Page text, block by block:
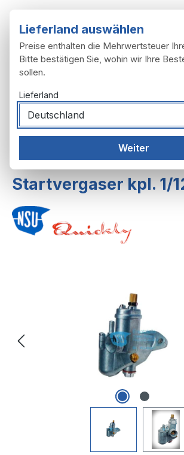
Startvergaser kpl. 1/
Lieferland auswählen
Preise enthalten die Mehrwertsteuer
Bitte bestätigen Sie, wohin wir Ihre
sollen.
Lieferland
Weiter